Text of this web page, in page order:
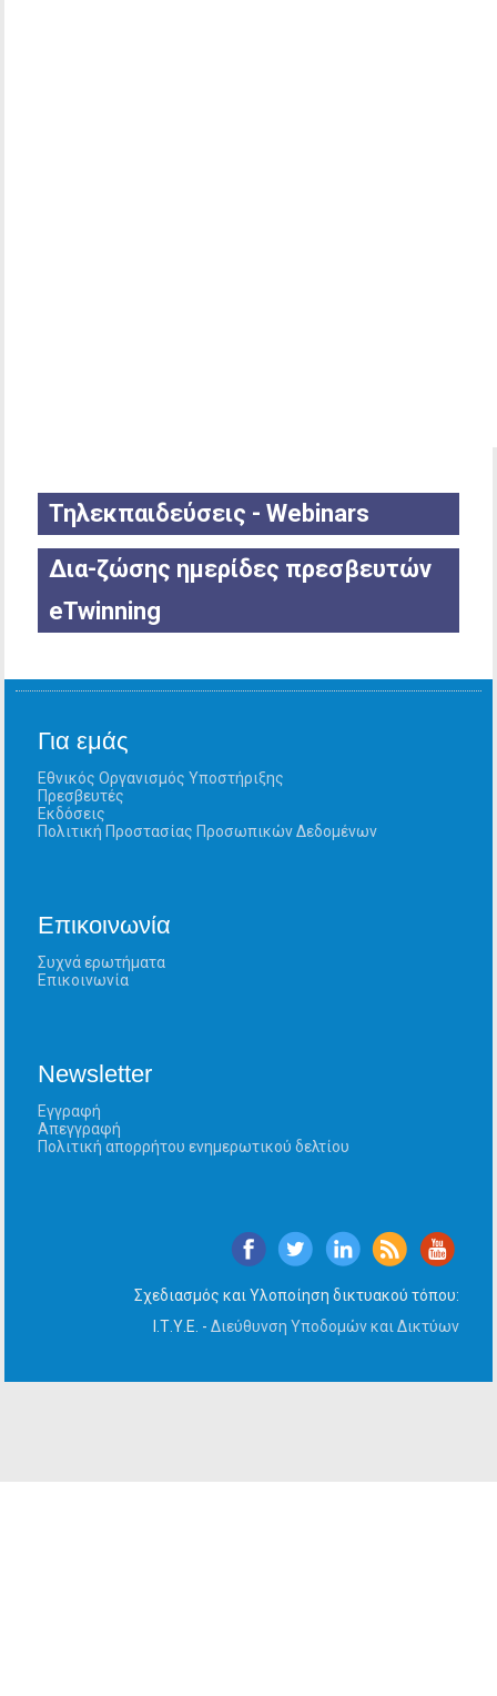
Τηλεκπαιδεύσεις - Webinars
Δια-ζώσης ημερίδες πρεσβευτών
eTwinning
Για εμάς
Εθνικός Οργανισμός Υποστήριξης
Πρεσβευτές
Εκδόσεις
Πολιτική Προστασίας Προσωπικών Δεδομένων
Επικοινωνία
Συχνά ερωτήματα
Επικοινωνία
Newsletter
Εγγραφή
Απεγγραφή
Πολιτική απορρήτου ενημερωτικού δελτίου
Σχεδιασμός και Υλοποίηση δικτυακού τόπου:
Ι.Τ.Υ.Ε. - Διεύθυνση Υποδομών και Δικτύων